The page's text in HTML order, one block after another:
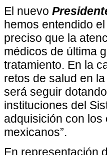
El nuevo
hemos entendido
preciso que la
médicos de última
tratamiento. En la
retos de salud en
será seguir
instituciones del
adquisición con
mexicanos”.
En representación